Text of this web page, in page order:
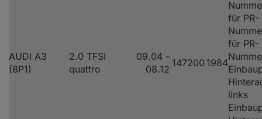
AUDI A3
(8P1)
2.0 TFSI
quattro
09.04 -
08.12
147200 1984
für PR-
für PR-
links